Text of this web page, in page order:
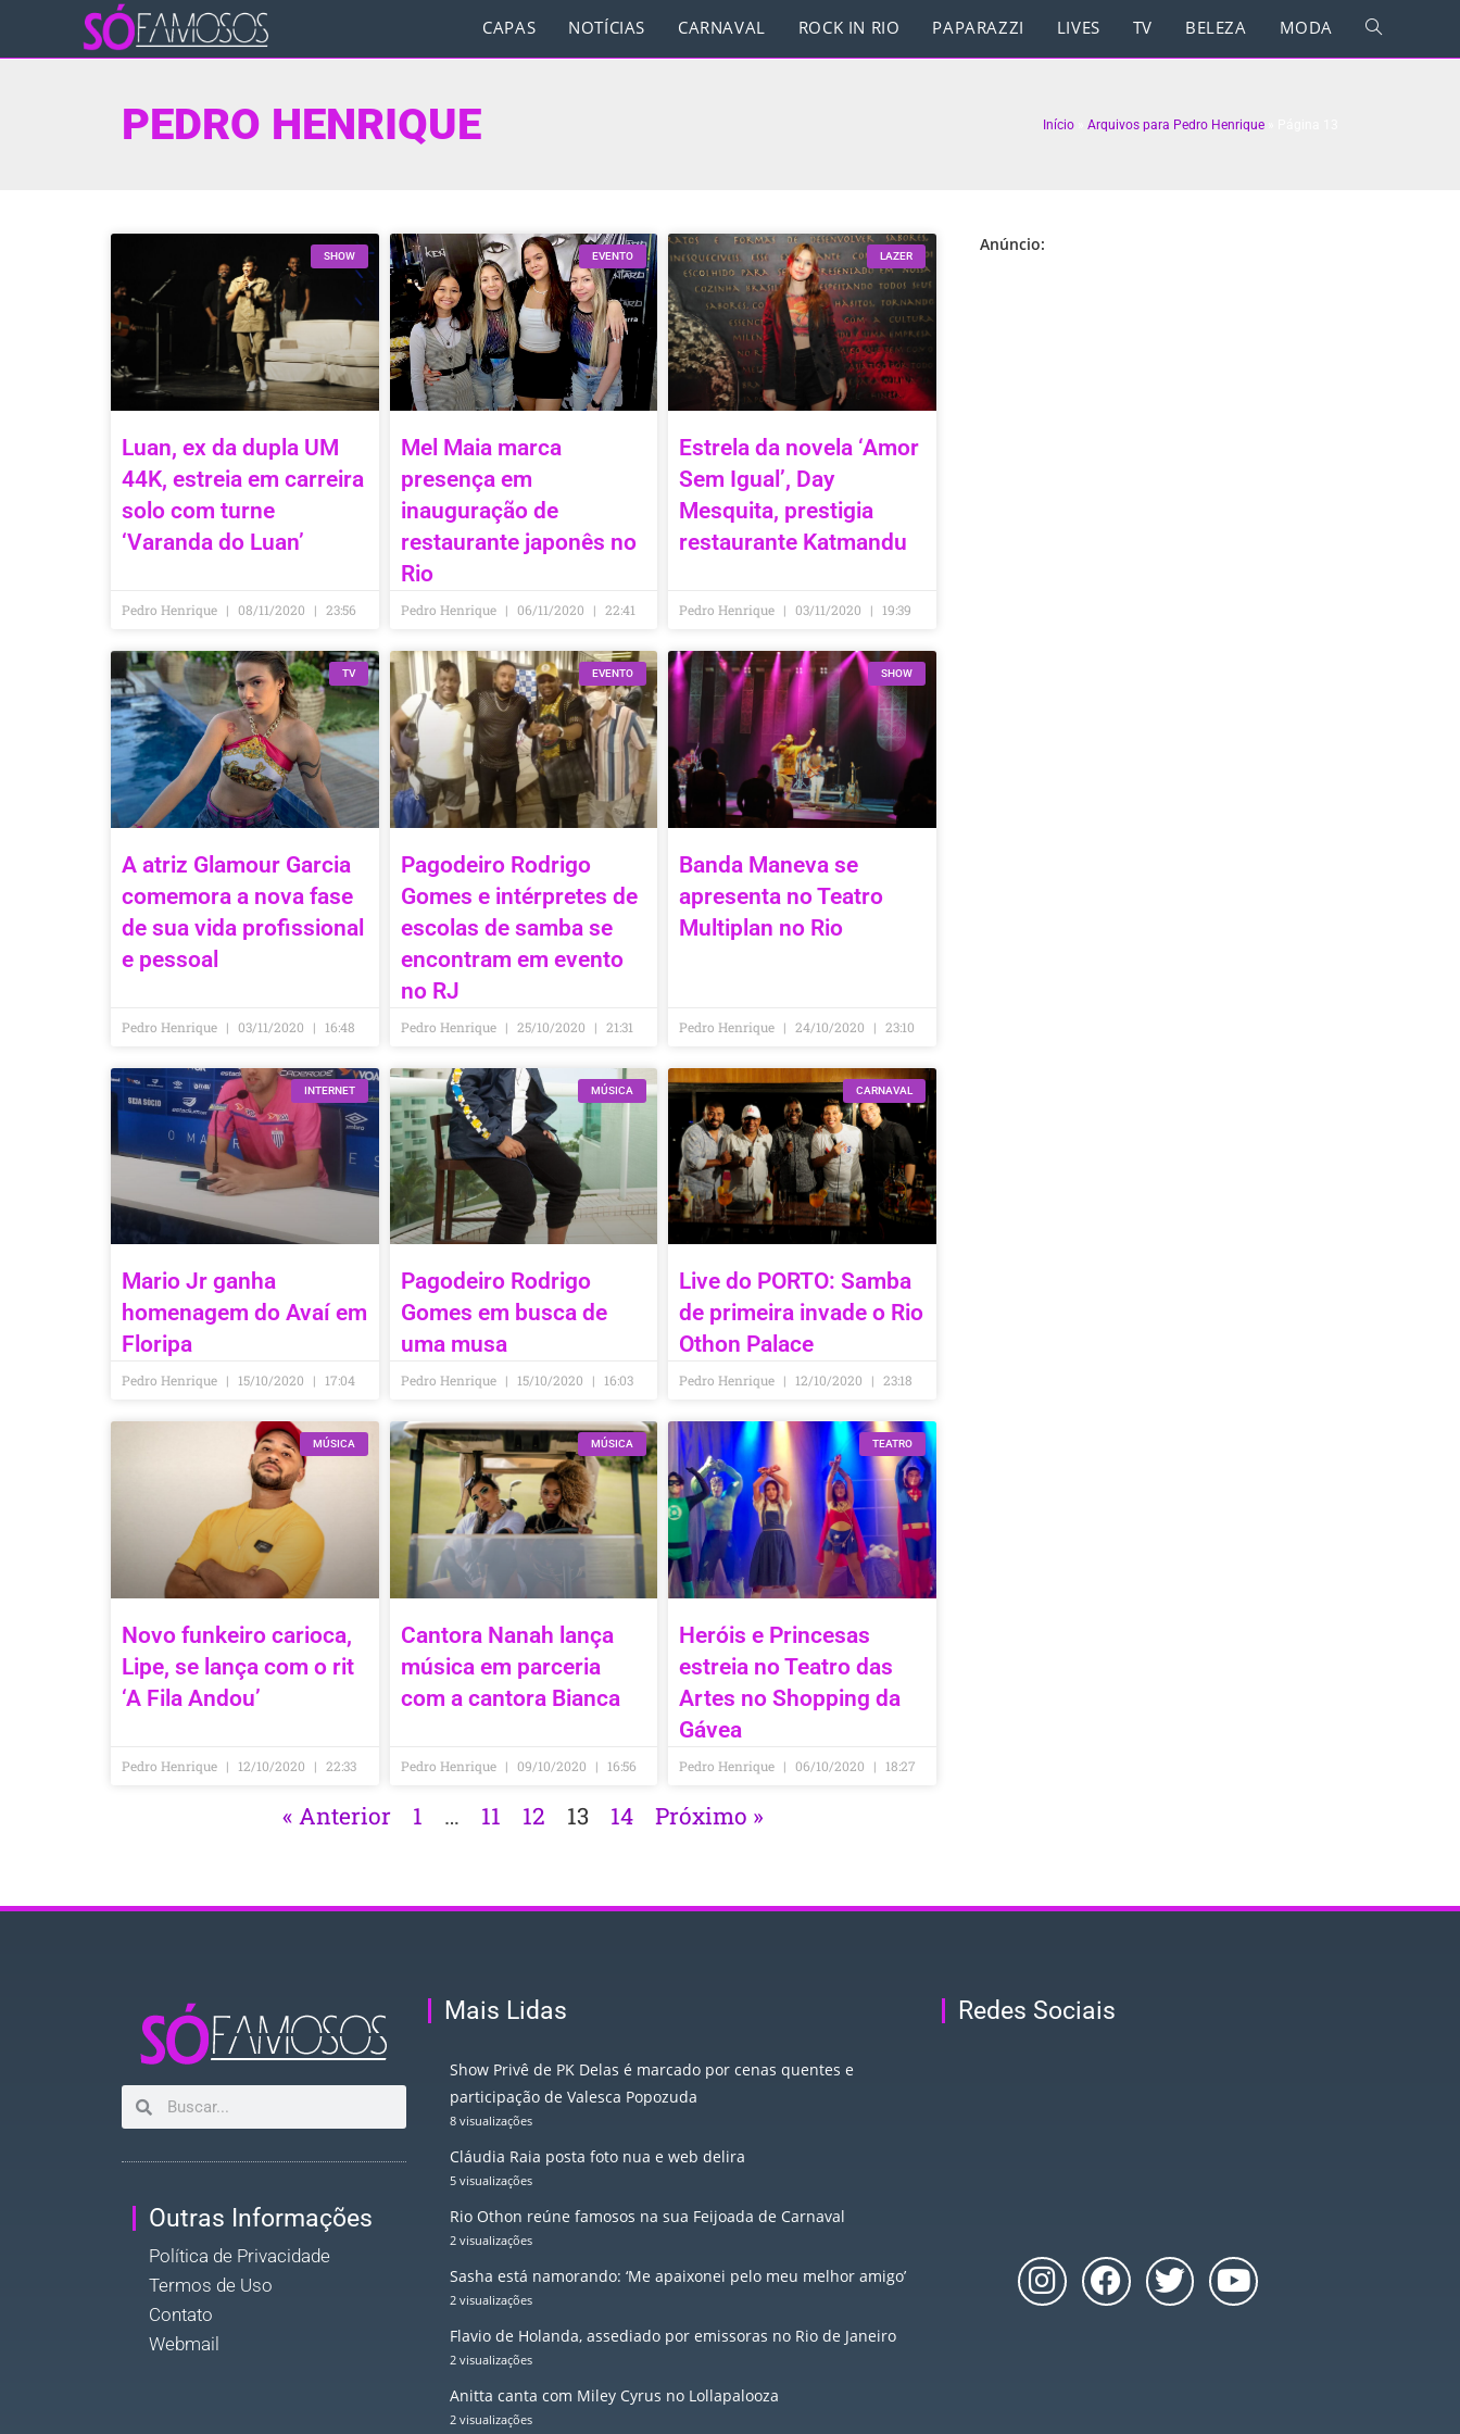
CAPAS NOTÍCIAS CARNAVAL ROCK IN RIO PAPARAZZI LIVES TV BELEZA MODA
PEDRO HENRIQUE Início Arquivos para Pedro Henrique
SHOW
Luan, ex da dupla UM
44K, estreia em carreira
solo com turne
‘Varanda do Luan’
Pedro Henrique 08/11/2020 23:56
EVENTO
Mel Maia marca
presença em
inauguração de
restaurante japonês no
Rio
Pedro Henrique 06/11/2020 22:41
LAZER
Estrela da novela ‘Amor
Sem Igual’, Day
Mesquita, prestigia
restaurante Katmandu
Pedro Henrique 03/11/2020 19:39
TV
A atriz Glamour Garcia
comemora a nova fase
de sua vida profissional
e pessoal
Pedro Henrique 03/11/2020 16:48
EVENTO
Pagodeiro Rodrigo
Gomes e intérpretes de
escolas de samba se
encontram em evento
no RJ
Pedro Henrique 25/10/2020 21:31
SHOW
Banda Maneva se
apresenta no Teatro
Multiplan no Rio
Pedro Henrique 24/10/2020 23:10
INTERNET
Mario Jr ganha
homenagem do Avaí em
Floripa
Pedro Henrique 15/10/2020 17:04
MÚSICA
Pagodeiro Rodrigo
Gomes em busca de
uma musa
Pedro Henrique 15/10/2020 16:03
CARNAVAL
Live do PORTO: Samba
de primeira invade o Rio
Othon Palace
Pedro Henrique 12/10/2020 23:18
MÚSICA
Novo funkeiro carioca,
Lipe, se lança com o rit
‘A Fila Andou’
Pedro Henrique 12/10/2020 22:33
MÚSICA
Cantora Nanah lança
música em parceria
com a cantora Bianca
Pedro Henrique 09/10/2020 16:56
TEATRO
Heróis e Princesas
estreia no Teatro das
Artes no Shopping da
Gávea
Pedro Henrique 06/10/2020 18:27
« Anterior 1 … 11 12 13 14 Próximo »
Anúncio:
Outras Informações
Política de Privacidade
Termos de Uso
Contato
Webmail
Mais Lidas
Show Privê de PK Delas é marcado por cenas quentes e
participação de Valesca Popozuda
8 visualizações
Cláudia Raia posta foto nua e web delira
5 visualizações
Rio Othon reúne famosos na sua Feijoada de Carnaval
2 visualizações
Sasha está namorando: ‘Me apaixonei pelo meu melhor amigo’
2 visualizações
Flavio de Holanda, assediado por emissoras no Rio de Janeiro
2 visualizações
Anitta canta com Miley Cyrus no Lollapalooza
2 visualizações
Redes Sociais